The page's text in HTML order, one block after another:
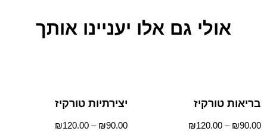
אולי גם אלו יעניינו אותך
בריאות טורקיז
₪90.00
–
₪120.00
יצירתיות טורקיז
₪90.00
–
₪120.00